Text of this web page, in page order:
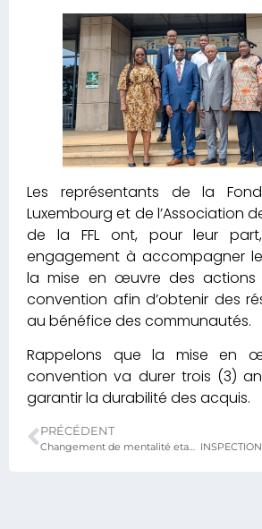
Les représentants de la
Luxembourg et de l’Association
de la FFL ont, pour leur
engagement à accompagner
la mise en œuvre des actions
convention afin d’obtenir des
au bénéfice des communautés.
Rappelons que la mise en
convention va durer trois (3)
garantir la durabilité des acquis.
PRÉCÉDENT